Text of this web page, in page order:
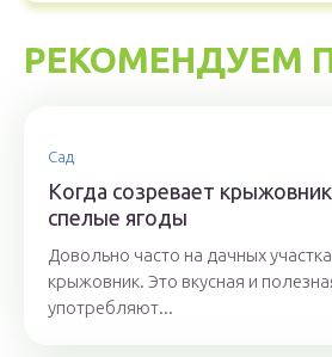
РЕКОМЕНДУЕМ
Сад
Когда созревает
спелые ягоды
Довольно часто на дачных
крыжовник. Это вкусная и
употребляют...